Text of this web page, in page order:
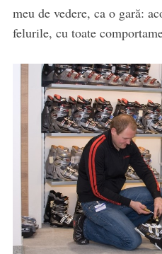
meu de vedere, ca o gară:
felurile, cu toate